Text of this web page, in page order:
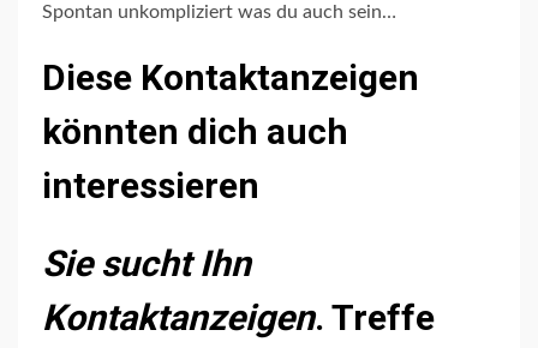
Spontan unkompliziert was du auch sein…
Diese Kontaktanzeigen
könnten dich auch
interessieren
Sie sucht Ihn
Kontaktanzeigen. Treffe